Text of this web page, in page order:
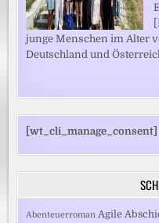
junge Menschen im Alter
Deutschland und
[wt_cli_manage_consent]
Abenteuerroman Agile